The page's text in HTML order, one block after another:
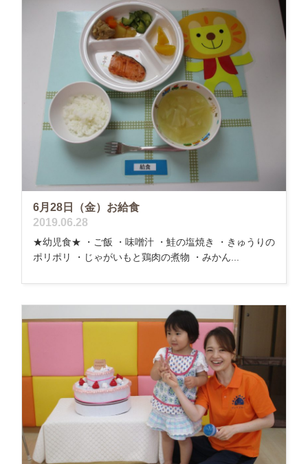
6月28日（金）お給食
2019.06.28
★幼児食★ ・ご飯 ・味噌汁 ・鮭の塩焼き ・きゅうりの
ポリポリ ・じゃがいもと鶏肉の煮物 ・みかん...